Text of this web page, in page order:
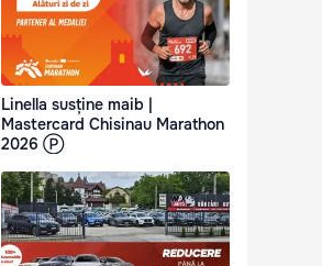
Linella susține maib |
Mastercard Chisinau Marathon
2026 Ⓟ